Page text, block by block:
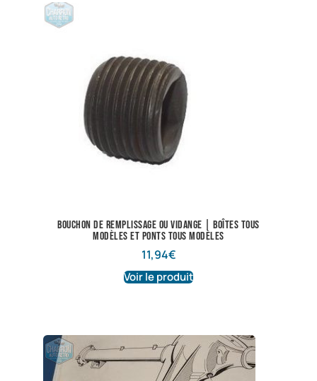
Bouchon de remplissage ou vidange | Boîtes tous
modèles et ponts tous modèles
11,94€
Voir le produit